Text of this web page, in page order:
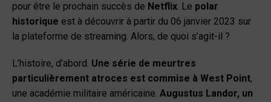
pour être le prochain succès de Netflix. Le polar
historique est à découvrir à partir du 06 janvier 2023 sur
la plateforme de streaming. Alors, de quoi s’agit-il ?
L’histoire, d’abord. Une série de meurtres
particulièrement atroces est commise à West Point,
une académie militaire américaine. Augustus Landor, un